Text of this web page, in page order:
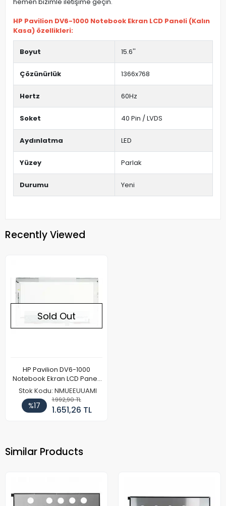
HP Pavilion DV6-1000 Notebook Ekran LCD Paneli (Kalın
Kasa) özellikleri:
Boyut 15.6''
Çözünürlük 1366x768
Hertz 60Hz
Soket 40 Pin / LVDS
Aydınlatma LED
Yüzey Parlak
Durumu Yeni
Recently Viewed
Sold Out
HP Pavilion DV6-1000
Notebook Ekran LCD Paneli
(Kalın Kasa)
Stok Kodu: NMUEEUUAMI
%17
1.992,90 TL
1.651,26 TL
Similar Products